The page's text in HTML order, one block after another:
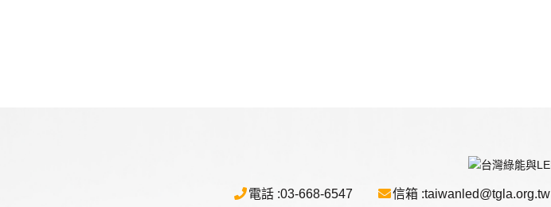
電話 :03-668-6547 信箱 :taiwanled@tgla.org.tw